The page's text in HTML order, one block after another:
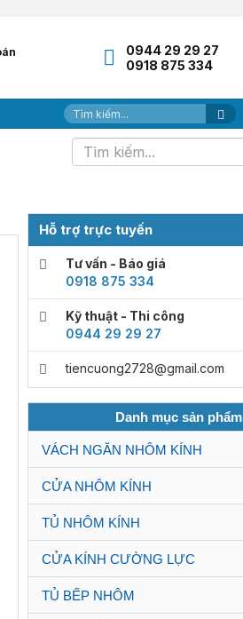
0944 29 29 27
0918 875 334
Hỗ trợ trực tuyến
Tư vấn - Báo giá
0918 875 334
Kỹ thuật - Thi công
0944 29 29 27
tiencuong2728@gmail.com
Danh mục sản phẩm
VÁCH NGĂN NHÔM KÍNH
CỬA NHÔM KÍNH
TỦ NHÔM KÍNH
CỬA KÍNH CƯỜNG LỰC
TỦ BẾP NHÔM